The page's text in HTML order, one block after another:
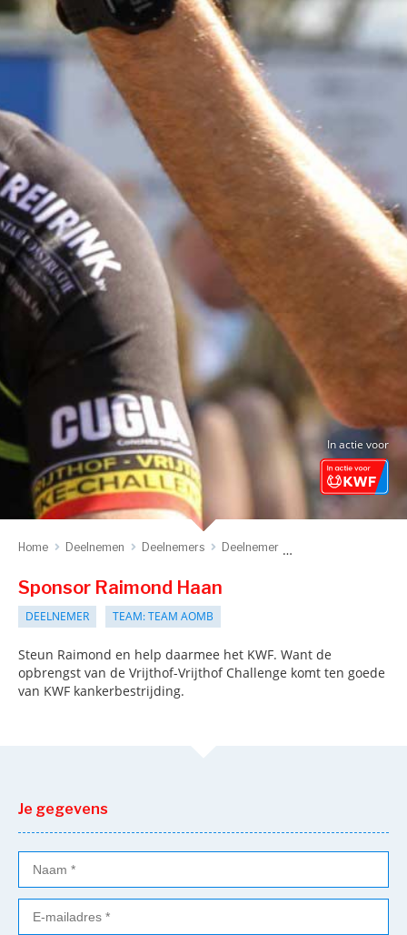
In actie voor
Home Deelnemen Deelnemers Deelnemer
Sponsor Raimond Haan
DEELNEMER TEAM: TEAM AOMB
Steun Raimond en help daarmee het KWF. Want de
opbrengst van de Vrijthof-Vrijthof Challenge komt ten goede
van KWF kankerbestrijding.
Je gegevens